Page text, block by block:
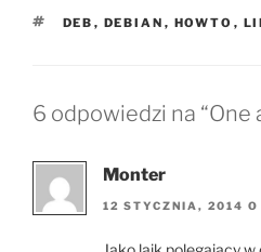
TAGI
DEB , DEBIAN , HOWTO ,
6 odpowiedzi na
Monter
12 STYCZNIA, 2014 O